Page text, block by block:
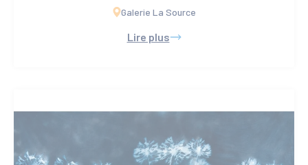
Galerie La Source
Lire plus